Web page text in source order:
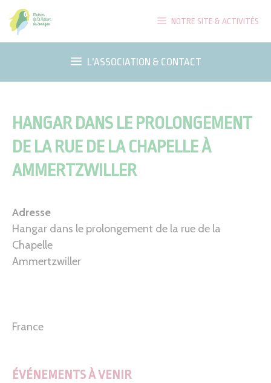
Aller
au
contenu
NOTRE SITE & ACTIVITÉS
L'ASSOCIATION & CONTACT
HANGAR DANS LE PROLONGEMENT
DE LA RUE DE LA CHAPELLE À
AMMERTZWILLER
Adresse
Hangar dans le prolongement de la rue de la
Chapelle
Ammertzwiller
France
ÉVÉNEMENTS À VENIR